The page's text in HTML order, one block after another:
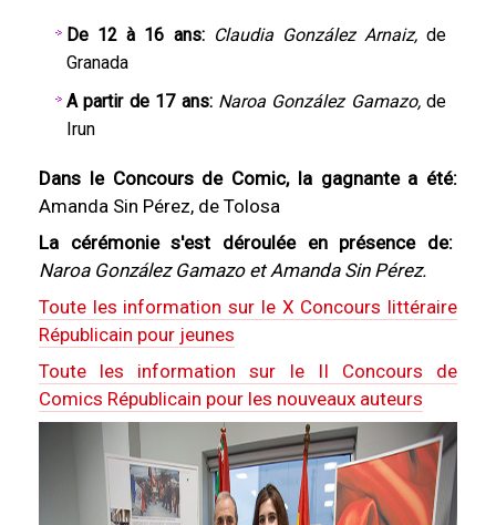
De 12 à 16 ans: Claudia González Arnaiz,de
Granada
A partir de 17 ans: Naroa González Gamazo,de
Irun
Dans le Concours de Comic, la gagnante a été:
Amanda Sin Pérez, de Tolosa
La cérémonie s'est déroulée en présence de:
Naroa González Gamazo etAmanda Sin Pérez.
Toute les information sur le X Concours littéraire
Républicain pour jeunes
Toute les information sur le II Concours de
Comics Républicain pour les nouveaux auteurs